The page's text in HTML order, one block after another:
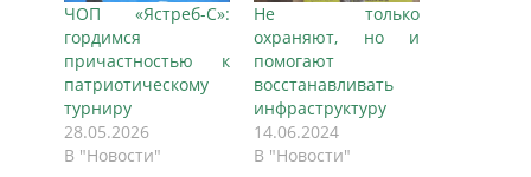
ЧОП «Ястреб-С»:
гордимся
причастностью к
патриотическому
турниру
28.05.2026
В "Новости"
Не только
охраняют, но и
помогают
восстанавливать
инфраструктуру
14.06.2024
В "Новости"